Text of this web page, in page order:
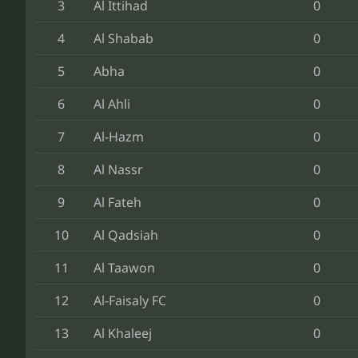
3 Al Ittihad
0
4
Al Shabab
0
5
Abha
0
6
Al Ahli
0
7
Al-Hazm
0
8
Al Nassr
0
9
Al Fateh
0
10
Al Qadsiah
0
11
Al Taawon
0
12
Al-Faisaly FC
0
13
Al Khaleej
0